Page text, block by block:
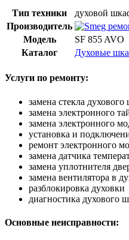
Тип техники
духовой
Производитель
Модель
SF 855 AVO
Каталог
Духовые
Услуги по ремонту:
замена стекла духового
замена электронного
замена электронного
установка и
ремонт электронного
замена датчика
замена уплотнителя
замена вентилятора в
разблокировка духовки
диагностика духового
Основные неисправности: